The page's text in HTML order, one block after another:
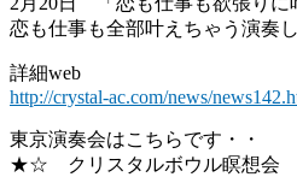
恋も仕事も全部叶えちゃう演奏
詳細web
http://crystal-ac.com/news/
東京演奏会はこちらです・・
★☆ クリスタルボウル瞑想